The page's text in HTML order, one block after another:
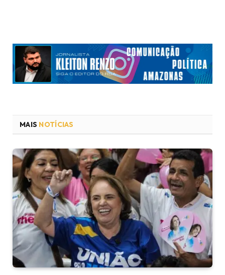
MAIS NOTÍCIAS